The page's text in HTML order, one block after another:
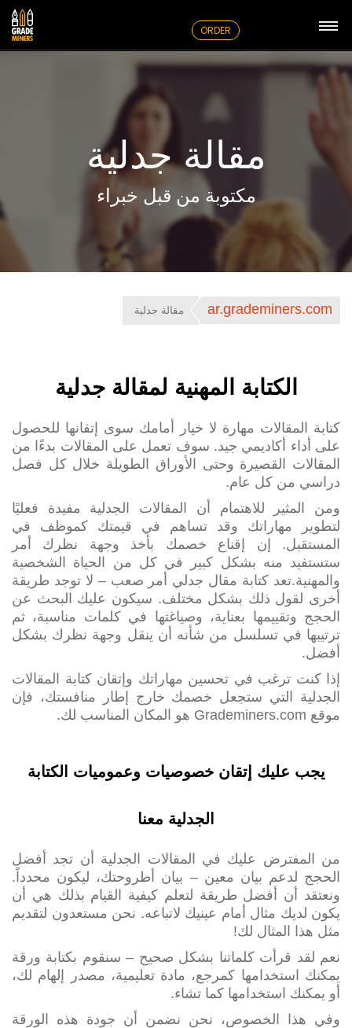
ORDER
مقالة جدلية
مكتوبة من قبل خبراء
ar.grademiners.com مقالة جدلية
الكتابة المهنية لمقالة جدلية
كتابة المقالات مهارة لا خيار أمامك سوى إتقانها للحصول
على أداء أكاديمي جيد. سوف تعمل على المقالات بدءًا من
المقالات القصيرة وحتى الأوراق الطويلة خلال كل فصل
دراسي من كل عام.
ومن المثير للاهتمام أن المقالات الجدلية مفيدة فعليًا
لتطوير مهاراتك وقد تساهم في قيمتك كموظف في
المستقبل. إن إقناع خصمك بأخذ وجهة نظرك أمر
ستستفيد منه بشكل كبير في كل من الحياة الشخصية
والمهنية.تعد كتابة مقال جدلي أمر صعب – لا توجد طريقة
أخرى لقول ذلك بشكل مختلف. سيكون عليك البحث عن
الحجج وتقييمها بعناية، وصياغتها في كلمات مناسبة، ثم
ترتيبها في تسلسل من شأنه أن ينقل وجهة نظرك بشكل
أفضل.
إذا كنت ترغب في تحسين مهاراتك وإتقان كتابة المقالات
الجدلية التي ستجعل خصمك خارج إطار منافستك، فإن
موقع Grademiners.com هو المكان المناسب لك.
يجب عليك إتقان خصوصيات وعموميات الكتابة
الجدلية معنا
من المفترض عليك في المقالات الجدلية أن تجد أفضل
الحجج لدعم بيان معين – بيان أطروحتك، ليكون محدداً.
ونعتقد أن أفضل طريقة لتعلم كيفية القيام بذلك هي أن
يكون لديك مثال أمام عينيك لاتباعه. نحن مستعدون لتقديم
مثل هذا المثال لك!
نعم لقد قرأت كلماتنا بشكل صحيح – سنقوم بكتابة ورقة
يمكنك استخدامها كمرجع، مادة تعليمية، مصدر إلهام لك،
أو يمكنك استخدامها كما تشاء.
وفي هذا الخصوص، نحن نضمن أن جودة هذه الورقة